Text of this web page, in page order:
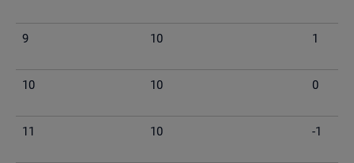
9 10 1
10 10 0
11 10 -1